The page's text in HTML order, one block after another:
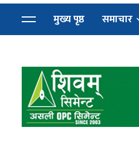
मुख्य पृष्ठ समाचार